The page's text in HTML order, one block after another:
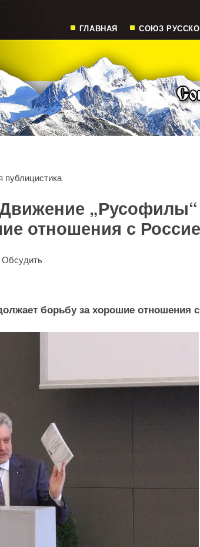
ГЛАВНАЯ СОЮЗ
публицистика
„Русофилы“
отношения с
Обсудить
борьбу за хорошие отношения с